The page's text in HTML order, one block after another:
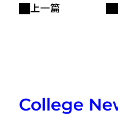
上一篇
College